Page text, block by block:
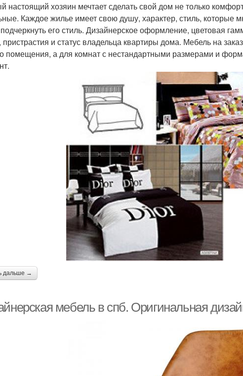
настоящий хозяин мечтает сделать свой дом не только
Каждое жилье имеет свою душу, характер, стиль, которые
его стиль. Дизайнерское оформление, цветовая
пристрастия и статус владельца квартиры дома. Мебель на
помещения, а для комнат с нестандартными размерами и
дальше →
мебель в спб. Оригинальная